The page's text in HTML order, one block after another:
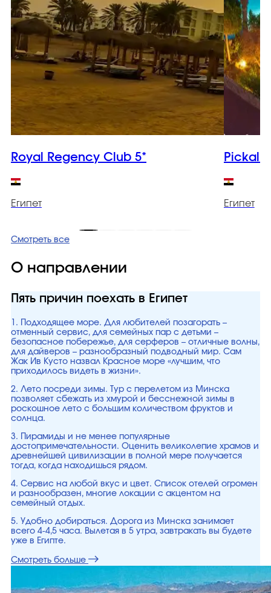
Royal Regency Club 5*
Египет Египет
Смотреть все
О направлении
Пять причин поехать в Египет
1. Подходящее море. Для любителей позагорать –
отменный сервис, для семейных пар с детьми –
безопасное побережье, для серферов – отличные волны,
для дайверов – разнообразный подводный мир. Сам
Жак Ив Кусто назвал Красное море «лучшим, что
приходилось видеть в жизни».
2. Лето посреди зимы. Тур с перелетом из Минска
позволяет сбежать из хмурой и бесснежной зимы в
роскошное лето с большим количеством фруктов и
солнца.
3. Пирамиды и не менее популярные
достопримечательности. Оценить великолепие храмов и
древнейшей цивилизации в полной мере получается
тогда, когда находишься рядом.
4. Сервис на любой вкус и цвет. Список отелей огромен
и разнообразен, многие локации с акцентом на
семейный отдых.
5. Удобно добираться. Дорога из Минска занимает
всего 4-4,5 часа. Вылетая в 5 утра, завтракать вы будете
уже в Египте.
Смотреть больше